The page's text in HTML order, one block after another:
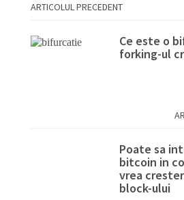
ARTICOLUL PRECEDENT
Ce este o
forking-ul
Poate sa
bitcoin in
vrea
block-ului